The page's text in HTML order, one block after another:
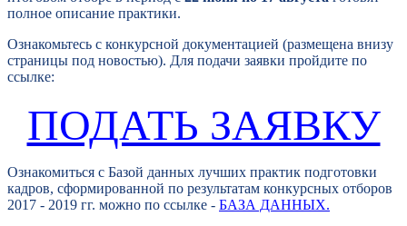
полное описание практики.
Ознакомьтесь с конкурсной документацией (размещена внизу
страницы под новостью). Для подачи заявки пройдите по
ссылке:
ПОДАТЬ ЗАЯВКУ
Ознакомиться с Базой данных лучших практик подготовки
кадров, сформированной по результатам конкурсных отборов
2017 - 2019 гг. можно по ссылке - БАЗА ДАННЫХ.